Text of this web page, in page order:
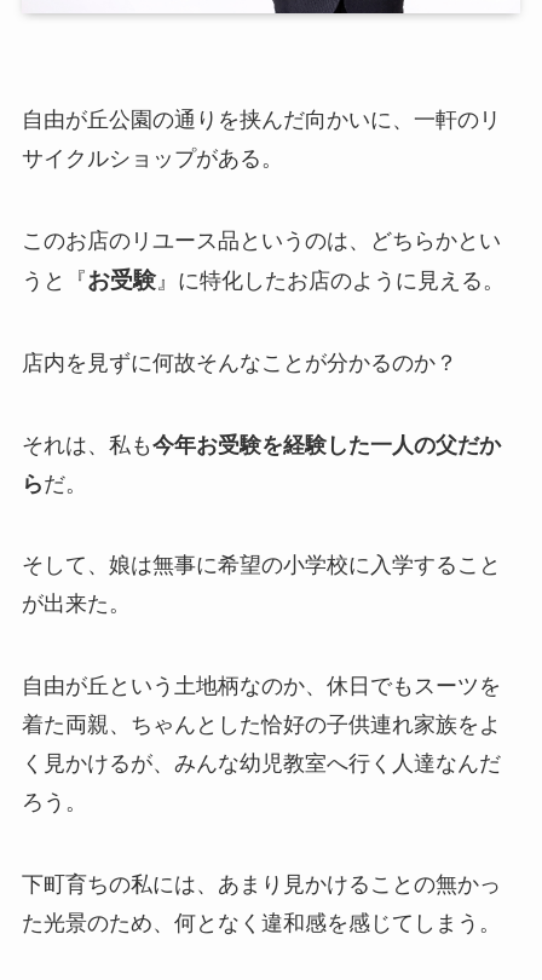
自由が丘公園の通りを挟んだ向かいに、一軒のリ
サイクルショップがある。
このお店のリユース品というのは、どちらかとい
うと『お受験』に特化したお店のように見える。
店内を見ずに何故そんなことが分かるのか？
それは、私も今年お受験を経験した一人の父だか
らだ。
そして、娘は無事に希望の小学校に入学すること
が出来た。
自由が丘という土地柄なのか、休日でもスーツを
着た両親、ちゃんとした恰好の子供連れ家族をよ
く見かけるが、みんな幼児教室へ行く人達なんだ
ろう。
下町育ちの私には、あまり見かけることの無かっ
た光景のため、何となく違和感を感じてしまう。